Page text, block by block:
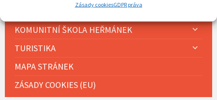
Zásady cookiesGDPR práva
DĚTSKÁ SKUPINA HEŘMÁNEK
KOMUNITNÍ ŠKOLA HEŘMÁNEK
TURISTIKA
MAPA STRÁNEK
ZÁSADY COOKIES (EU)